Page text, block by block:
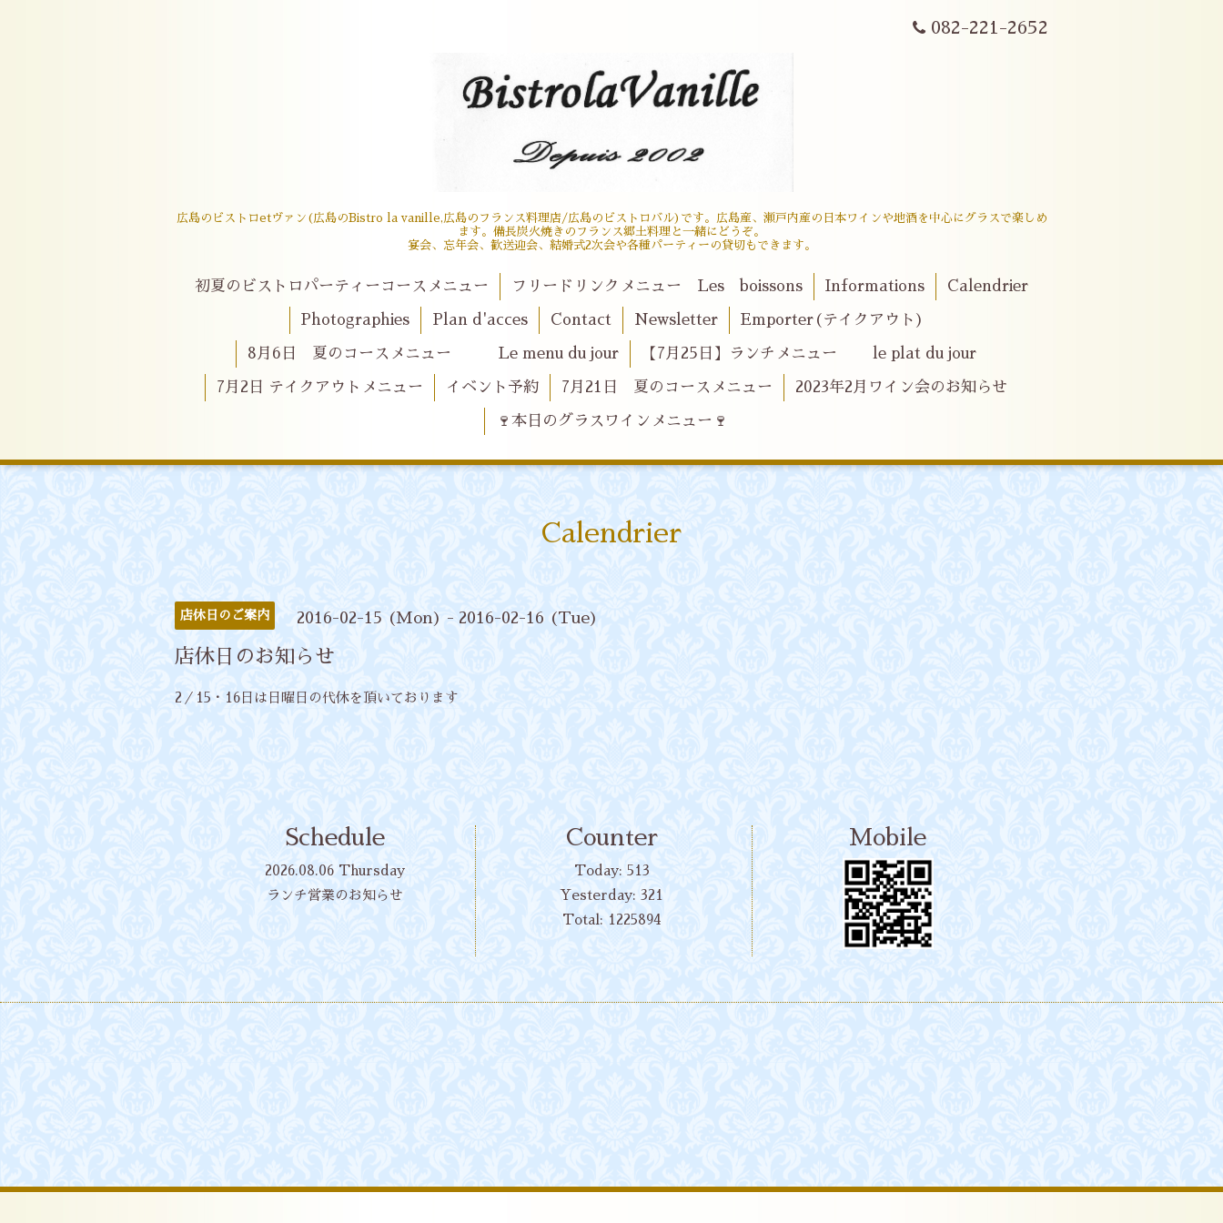
082-221-2652
広島のビストロetヴァン(広島のBistro la vanille,広島のフランス料理店/広島のビストロバル)です。広島産、瀬戸内産の日本ワインや地酒を中心にグラスで楽しめ
ます。備長炭火焼きのフランス郷土料理と一緒にどうぞ。
宴会、忘年会、歓送迎会、結婚式2次会や各種パーティーの貸切もできます。
初夏のビストロパーティーコースメニュー フリードリンクメニュー Les boissons Informations Calendrier
Photographies Plan d'acces Contact Newsletter Emporter(テイクアウト)
8月6日 夏のコースメニュー Le menu du jour 【7月25日】ランチメニュー le plat du jour
7月2日 テイクアウトメニュー イベント予約 7月21日 夏のコースメニュー 2023年2月ワイン会のお知らせ
🍷本日のグラスワインメニュー🍷
Calendrier
店休日のご案内 2016-02-15 (Mon) - 2016-02-16 (Tue)
店休日のお知らせ
2／15・16日は日曜日の代休を頂いております
Schedule
2026.08.06 Thursday
ランチ営業のお知らせ
Counter
Today: 513
Yesterday: 321
Total: 1225894
Mobile